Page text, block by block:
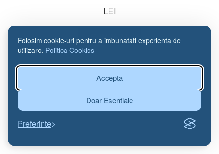
Folosim cookie-uri pentru a imbunatati experienta de
utilizare. Politica Cookies
Accepta
Doar Esentiale
Preferinte
LEI
CUMPARA